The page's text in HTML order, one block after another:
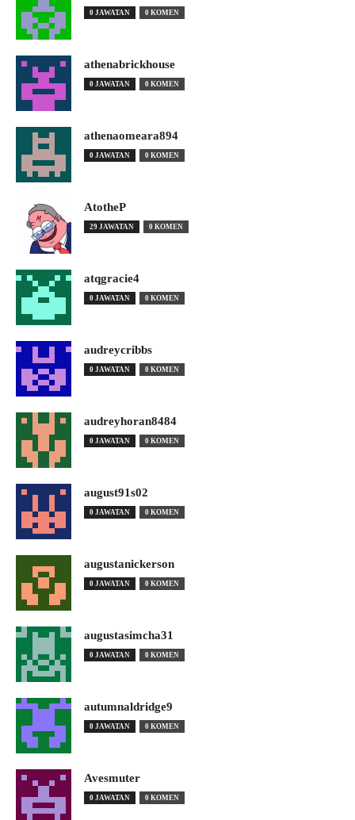
0 JAWATAN 0 KOMEN
athenabrickhouse
0 JAWATAN 0 KOMEN
athenaomeara894
0 JAWATAN 0 KOMEN
AtotheP
29 JAWATAN 0 KOMEN
atqgracie4
0 JAWATAN 0 KOMEN
audreycribbs
0 JAWATAN 0 KOMEN
audreyhoran8484
0 JAWATAN 0 KOMEN
august91s02
0 JAWATAN 0 KOMEN
augustanickerson
0 JAWATAN 0 KOMEN
augustasimcha31
0 JAWATAN 0 KOMEN
autumnaldridge9
0 JAWATAN 0 KOMEN
Avesmuter
0 JAWATAN 0 KOMEN